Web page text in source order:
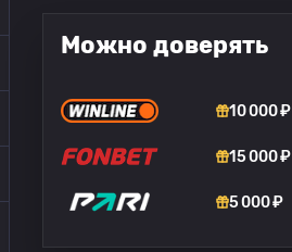
Можно доверять
10 000 ₽
15 000 ₽
5 000 ₽